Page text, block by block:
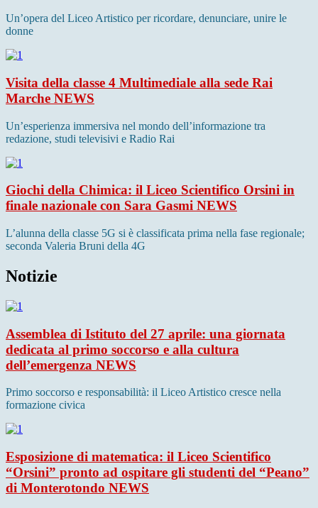
Un’opera del Liceo Artistico per ricordare, denunciare, unire le
donne
Visita della classe 4 Multimediale alla sede Rai
Marche NEWS
Un’esperienza immersiva nel mondo dell’informazione tra
redazione, studi televisivi e Radio Rai
Giochi della Chimica: il Liceo Scientifico Orsini in
finale nazionale con Sara Gasmi NEWS
L’alunna della classe 5G si è classificata prima nella fase regionale;
seconda Valeria Bruni della 4G
Notizie
Assemblea di Istituto del 27 aprile: una giornata
dedicata al primo soccorso e alla cultura
dell’emergenza NEWS
Primo soccorso e responsabilità: il Liceo Artistico cresce nella
formazione civica
Esposizione di matematica: il Liceo Scientifico
“Orsini” pronto ad ospitare gli studenti del “Peano”
di Monterotondo NEWS